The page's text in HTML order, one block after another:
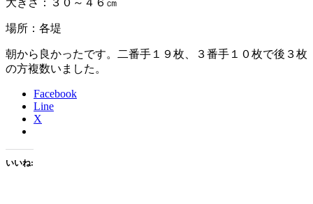
場所：各堤
朝から良かったです。二番手１９枚、３番手１０枚で後３枚
の方複数いました。
Facebook
Line
X
いいね: